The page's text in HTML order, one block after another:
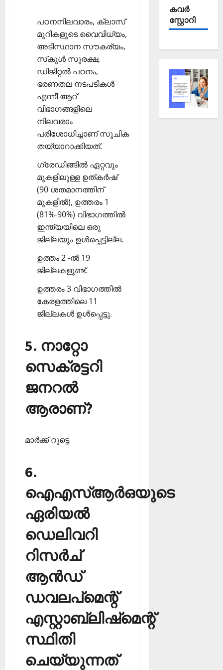
പഠനനിലവാരം, ക്ലാസ്
മുറികളുടെ വൈവിധ്യം,
അടിസ്ഥാന സൗകര്യം,
സ്‌കൂള്‍ സുരക്ഷ,
ഡിജിറ്റല്‍ പഠനം,
ഭരണതല നടപടികള്‍
എന്നീ ആറ്
വിഭാഗങ്ങളിലെ
നിലവരാം
പരിശോധിച്ചാണ് സൂചിക
തയ്യാറാക്കിയത്.
ഗ്രേഡിങ്ങില്‍ ഏറ്റവും
മുകളിലുള്ള ഉത്കര്‍ഷ്
(90 ശതമാനത്തിന്
മുകളില്‍), ഉത്തരം 1
(81%-90%) വിഭാഗത്തില്‍
ഇന്ത്യയിലെ ഒരു
ജില്ലയും ഉള്‍പ്പെട്ടില്ല.
ഉത്തം 2 -ല്‍ 19
ജില്ലകളുണ്ട്.
ഉത്തരം 3 വിഭാഗത്തില്‍
കേരളത്തിലെ 11
ജില്ലകള്‍ ഉള്‍പ്പെട്ടു.
5. നാറ്റോ
സെക്രട്ടറി
ജനറല്‍
ആരാണ്?
മാര്‍ക്ക് റുട്ടെ
6.
ഐഎസ്ആര്‍ഒയുടെ
ഏരിയല്‍
ഡെലിവറി
റിസര്‍ച്
ആന്‍ഡ്
ഡവലപ്‌മെന്റ്
എസ്റ്റാബ്ലിഷ്‌മെന്റ്
സ്ഥിതി
ചെയ്യുന്നത്
കവര്‍
സ്റ്റോറി